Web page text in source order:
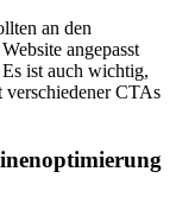
an den
angepasst
ist auch wichtig,
CTAs